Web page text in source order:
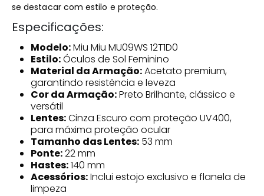
se destacar com estilo e proteção.
Especificações:
Modelo:Miu Miu MU09WS 12T1D0
Estilo:Óculos de Sol Feminino
Material da Armação:Acetato premium,
garantindo resistência e leveza
Cor da Armação:Preto Brilhante, clássico e
versátil
Lentes:Cinza Escuro com proteção UV400,
para máxima proteção ocular
Tamanho das Lentes: 53 mm
Ponte:22 mm
Hastes:140 mm
Acessórios:Inclui estojo exclusivo e flanela de
limpeza